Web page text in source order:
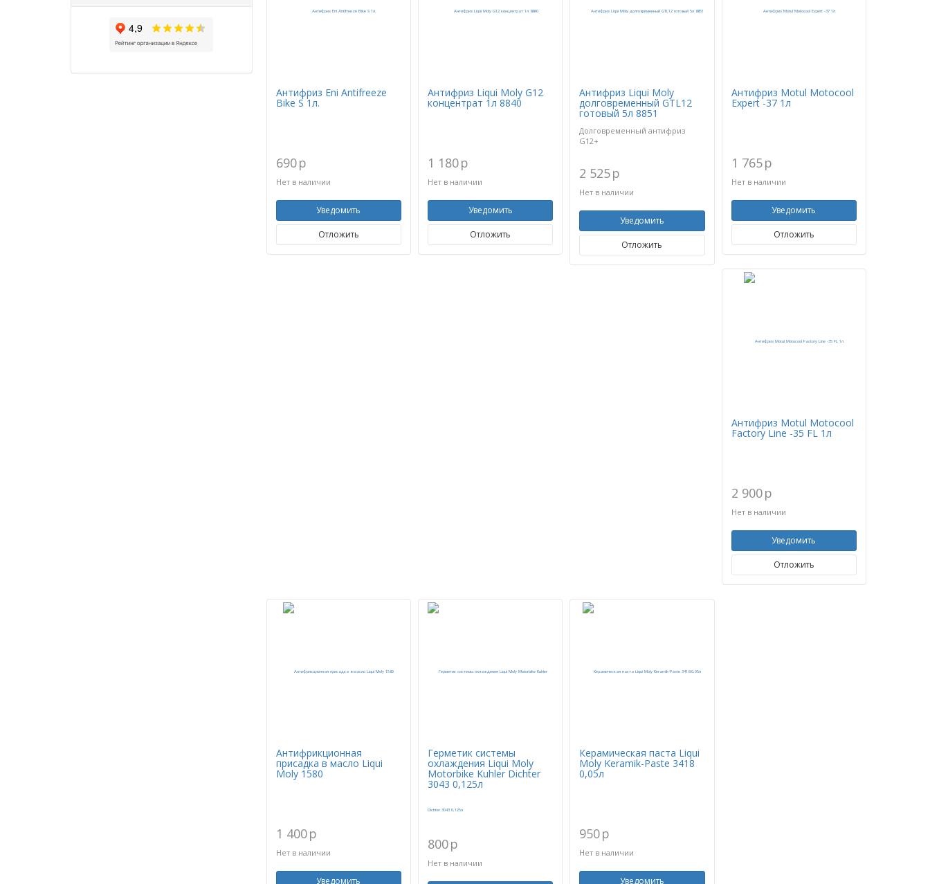
Антифриз Eni Antifreeze
Bike S 1л.
690p
Нет в наличии
Уведомить
Отложить
Антифриз Liqui Moly G12
концентрат 1л 8840
1 180p
Нет в наличии
Уведомить
Отложить
Антифриз Liqui Moly
долговременный GTL12
готовый 5л 8851
Долговременный антифриз
G12+
2 525p
Нет в наличии
Уведомить
Отложить
Антифриз Motul Motocool
Expert -37 1л
1 765p
Нет в наличии
Уведомить
Отложить
Антифриз Motul Motocool
Factory Line -35 FL 1л
2 900p
Нет в наличии
Уведомить
Отложить
Антифрикционная
присадка в масло Liqui
Moly 1580
1 400p
Нет в наличии
Уведомить
Герметик системы
охлаждения Liqui Moly
Motorbike Kuhler Dichter
3043 0,125л
800p
Нет в наличии
Керамическая паста Liqui
Moly Keramik-Paste 3418
0,05л
950p
Нет в наличии
Уведомить